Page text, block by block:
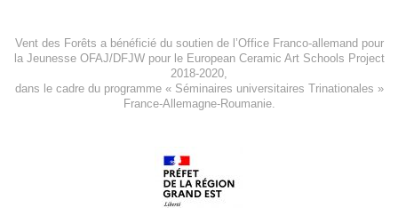
Vent des Forêts a bénéficié du soutien de l’Office Franco-allemand pour
la Jeunesse OFAJ/DFJWpour leEuropean Ceramic Art Schools Project
2018-2020
dans le cadre du programme « Séminaires universitaires Trinationales »
France-Allemagne-Roumanie.